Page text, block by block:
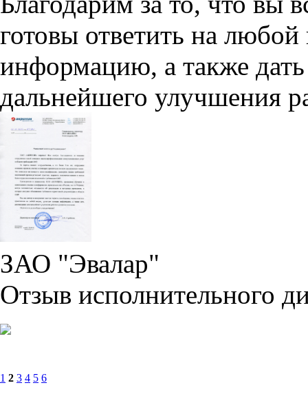
готовы ответить на
информацию, а также
дальнейшего улучшения
ЗАО "Эвалар"
Отзыв исполнительного
1 2 3 4 5 6